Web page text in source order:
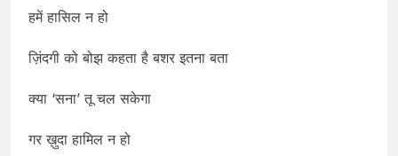
हमें हासिल न हो
ज़िंदगी को बोझ कहता है बशर इतना बता
क्या ‘सना’ तू चल सकेगा
गर ख़ुदा हामिल न हो